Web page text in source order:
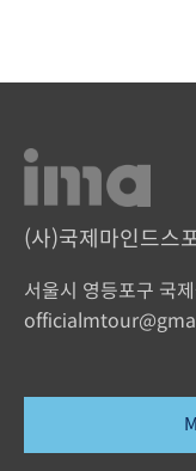
(사)국제마인드스
서울시 영등포구 국